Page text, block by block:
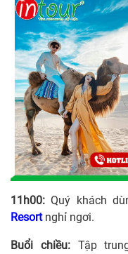
11h00: Quý khách
Resortnghỉ ngơi.
Buổi chiều:Tập